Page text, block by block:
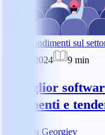
Approfondimenti sul
28 mar 2024
9 min
Il miglior
strumenti e
Asen Georgiev